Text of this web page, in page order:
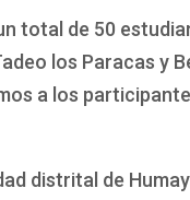
total de 50
los Paracas
a los
distrital de